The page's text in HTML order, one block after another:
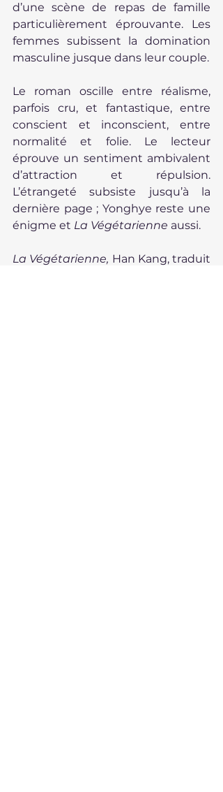
d’une scène de repas de famille
particulièrement éprouvante. Les
femmes subissent la domination
masculine jusque dans leur couple.
Le roman oscille entre réalisme,
parfois cru, et fantastique, entre
conscient et inconscient, entre
normalité et folie. Le lecteur
éprouve un sentiment ambivalent
d’attraction et répulsion.
L’étrangeté subsiste jusqu’à la
dernière page ; Yonghye reste une
énigme et La Végétarienne aussi.
La Végétarienne, Han Kang, traduit